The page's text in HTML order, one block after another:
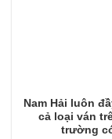
Nam Hải luôn
cả loại ván
trường